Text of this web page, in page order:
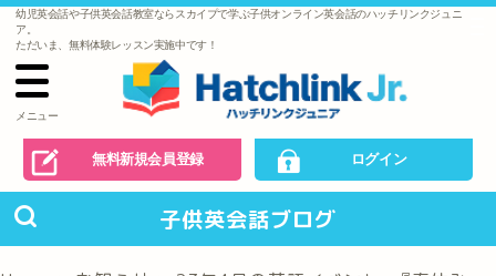
幼児英会話や子供英会話教室ならスカイプで学ぶ子供オンライン英会話のハッチリンクジュニ
ア。
ただいま、無料体験レッスン実施中です！
メニュー
無料新規会員登録 ログイン
子供英会話ブログ